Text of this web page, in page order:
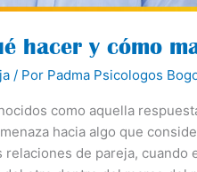
hacer y cómo
/ Por Padma Psicologos
como aquella
hacia algo que
relaciones de pareja,